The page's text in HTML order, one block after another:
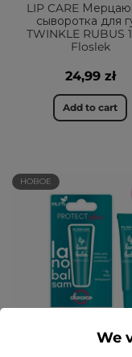
LIP CARE
сыворотка для
TWINKLE RUBUS
Floslek
24,99 zł
Add to cart
НОВОЕ
Бальзам для губ
We